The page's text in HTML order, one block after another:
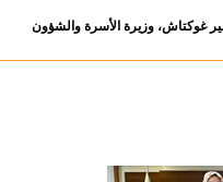
وزيرة الأسرة والشؤون